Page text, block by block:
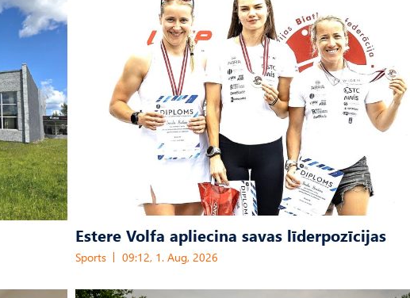
Estere Volfa apliecina savas līderpozīcijas
Sports 09:12, 1. Aug, 2026